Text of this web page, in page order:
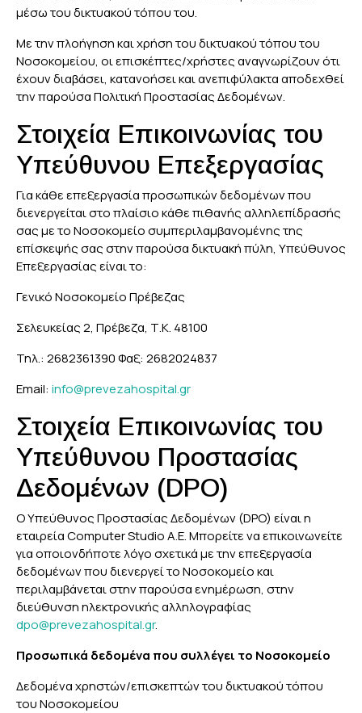
μέσω του δικτυακού τόπου του.
Με την πλοήγηση και χρήση του δικτυακού τόπου του
Νοσοκομείου, οι επισκέπτες/χρήστες αναγνωρίζουν ότι
έχουν διαβάσει, κατανοήσει και ανεπιφύλακτα αποδεχθεί
την παρούσα Πολιτική Προστασίας Δεδομένων.
Στοιχεία Επικοινωνίας του
Υπεύθυνου Επεξεργασίας
Για κάθε επεξεργασία προσωπικών δεδομένων που
διενεργείται στο πλαίσιο κάθε πιθανής αλληλεπίδρασής
σας με το Νοσοκομείο συμπεριλαμβανομένης της
επίσκεψής σας στην παρούσα δικτυακή πύλη, Υπεύθυνος
Επεξεργασίας είναι το:
Γενικό Νοσοκομείο Πρέβεζας
Σελευκείας 2, Πρέβεζα, Τ.Κ. 48100
Τηλ.: 2682361390 Φαξ: 2682024837
Email: info@prevezahospital.gr
Στοιχεία Επικοινωνίας του
Υπεύθυνου Προστασίας
Δεδομένων (DPO)
Ο Υπεύθυνος Προστασίας Δεδομένων (DPO) είναι η
εταιρεία Computer Studio Α.Ε. Μπορείτε να επικοινωνείτε
για οποιονδήποτε λόγο σχετικά με την επεξεργασία
δεδομένων που διενεργεί το Νοσοκομείο και
περιλαμβάνεται στην παρούσα ενημέρωση, στην
διεύθυνση ηλεκτρονικής αλληλογραφίας
dpo@prevezahospital.gr.
Προσωπικά δεδομένα που συλλέγει το Νοσοκομείο
Δεδομένα χρηστών/επισκεπτών του δικτυακού τόπου
του Νοσοκομείου